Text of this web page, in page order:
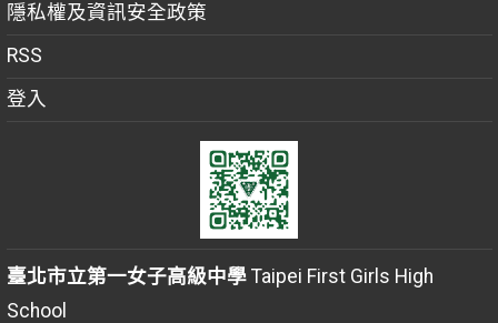
隱私權及資訊安全政策
RSS
登入
臺北市立第一女子高級中學Taipei First Girls High
School